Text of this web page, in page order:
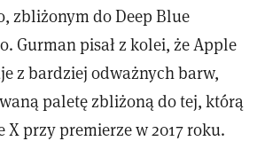
zbliżonym do Deep Blue
Gurman pisał z kolei, że Apple
z bardziej odważnych barw,
paletę zbliżoną do tej, którą
X przy premierze w 2017 roku.